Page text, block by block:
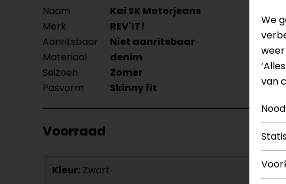
Naam Kai SK Motorjeans
Merk
REV'IT!
Aanritsbaar
Niet aanritsbaar
Materiaal
denim
Seizoen
Zomer
Pasvorm
Skinny fit
Voorraad
Kleur: Zwart
We
van